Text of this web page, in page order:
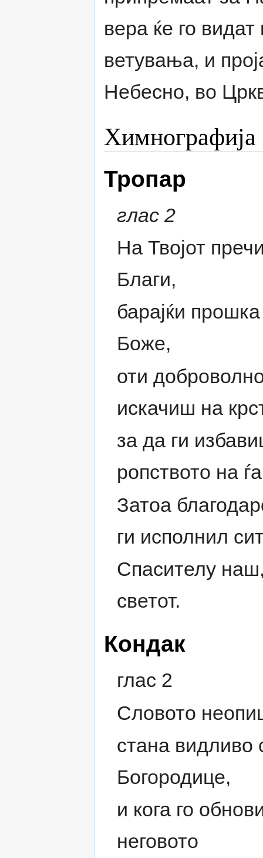
вера ќе го
ветувања, и
Небесно, во
Химнографија
Тропар
глас 2
На Твојот
Благи,
барајќи
Боже,
оти
искачиш на
за да ги
ропството на
Затоа
ги исполнил
Спасителу
светот.
Кондак
глас 2
Словото
стана видливо
Богородице,
и кога го
неговото